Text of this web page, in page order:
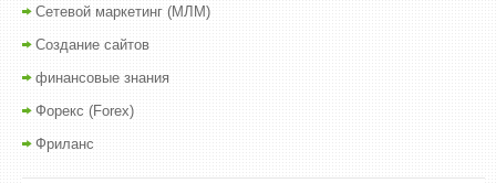
Сетевой маркетинг (МЛМ)
Создание сайтов
финансовые знания
Форекс (Forex)
Фриланс